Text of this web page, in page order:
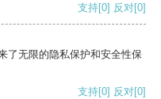
支持[0] 反对[0]
了无限的隐私保护和安全性保
支持[0] 反对[0]